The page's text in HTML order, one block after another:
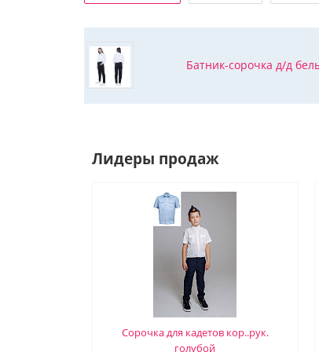
Батник-сорочка д/д
Лидеры продаж
Сорочка для кадетов кор..рук.
голубой